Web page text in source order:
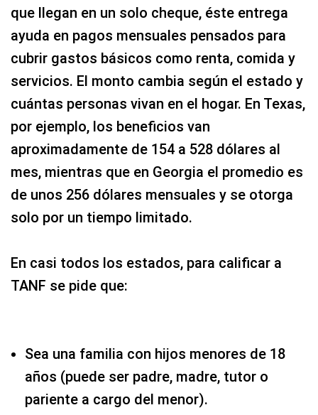
que llegan en un solo cheque, éste entrega
ayuda en pagos mensuales pensados para
cubrir gastos básicos como renta, comida y
servicios. El monto cambia según el estado y
cuántas personas vivan en el hogar. En Texas,
por ejemplo, los beneficios van
aproximadamente de 154 a 528 dólares al
mes, mientras que en Georgia el promedio es
de unos 256 dólares mensuales y se otorga
solo por un tiempo limitado.
En casi todos los estados, para calificar a
TANF se pide que:
Sea una familia con hijos menores de 18
años (puede ser padre, madre, tutor o
pariente a cargo del menor).